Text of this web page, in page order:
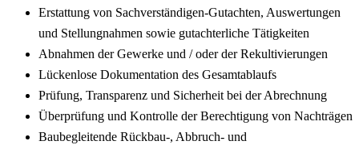
Erstattung von Sachverständigen-Gutachten, Auswertungen
und Stellungnahmen sowie gutachterliche Tätigkeiten
Abnahmen der Gewerke und / oder der Rekultivierungen
Lückenlose Dokumentation des Gesamtablaufs
Prüfung, Transparenz und Sicherheit bei der Abrechnung
Überprüfung und Kontrolle der Berechtigung von Nachträgen
Baubegleitende Rückbau-, Abbruch- und